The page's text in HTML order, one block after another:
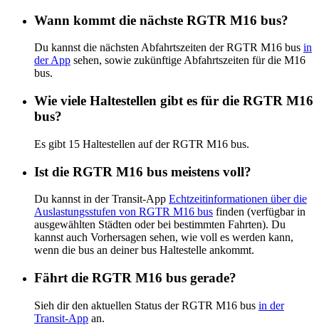
Wann kommt die nächste RGTR M16 bus?
Du kannst die nächsten Abfahrtszeiten der RGTR M16 bus in
der App sehen, sowie zukünftige Abfahrtszeiten für die M16
bus.
Wie viele Haltestellen gibt es für die RGTR M16
bus?
Es gibt 15 Haltestellen auf der RGTR M16 bus.
Ist die RGTR M16 bus meistens voll?
Du kannst in der Transit-App Echtzeitinformationen über die
Auslastungsstufen von RGTR M16 bus finden (verfügbar in
ausgewählten Städten oder bei bestimmten Fahrten). Du
kannst auch Vorhersagen sehen, wie voll es werden kann,
wenn die bus an deiner bus Haltestelle ankommt.
Fährt die RGTR M16 bus gerade?
Sieh dir den aktuellen Status der RGTR M16 bus in der
Transit-App an.